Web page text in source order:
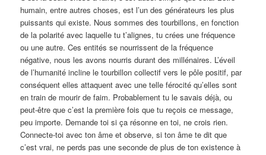
humain, entre autres choses, est l’un des générateurs les plus
puissants qui existe. Nous sommes des tourbillons, en fonction
de la polarité avec laquelle tu t’alignes, tu crées une fréquence
ou une autre. Ces entités se nourrissent de la fréquence
négative, nous les avons nourris durant des millénaires. L’éveil
de l’humanité incline le tourbillon collectif vers le pôle positif, par
conséquent elles attaquent avec une telle férocité qu’elles sont
en train de mourir de faim. Probablement tu le savais déjà, ou
peut-être que c’est la première fois que tu reçois ce message,
peu importe. Demande toi si ça résonne en toi, ne crois rien.
Connecte-toi avec ton âme et observe, si ton âme te dit que
c’est vrai, ne perds pas une seconde de plus de ton existence à